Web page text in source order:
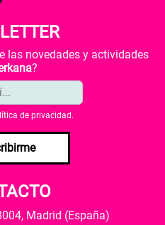
las novedades y actividades
?
de privacidad .
Madrid (España)